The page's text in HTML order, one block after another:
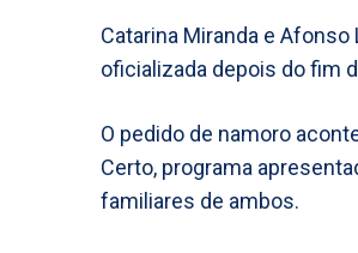
Catarina Miranda e
oficializada depois do fim
O pedido de namoro
Certo, programa
familiares de ambos.